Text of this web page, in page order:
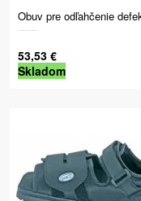
Obuv pre odľahčenie
53,53 €
Skladom